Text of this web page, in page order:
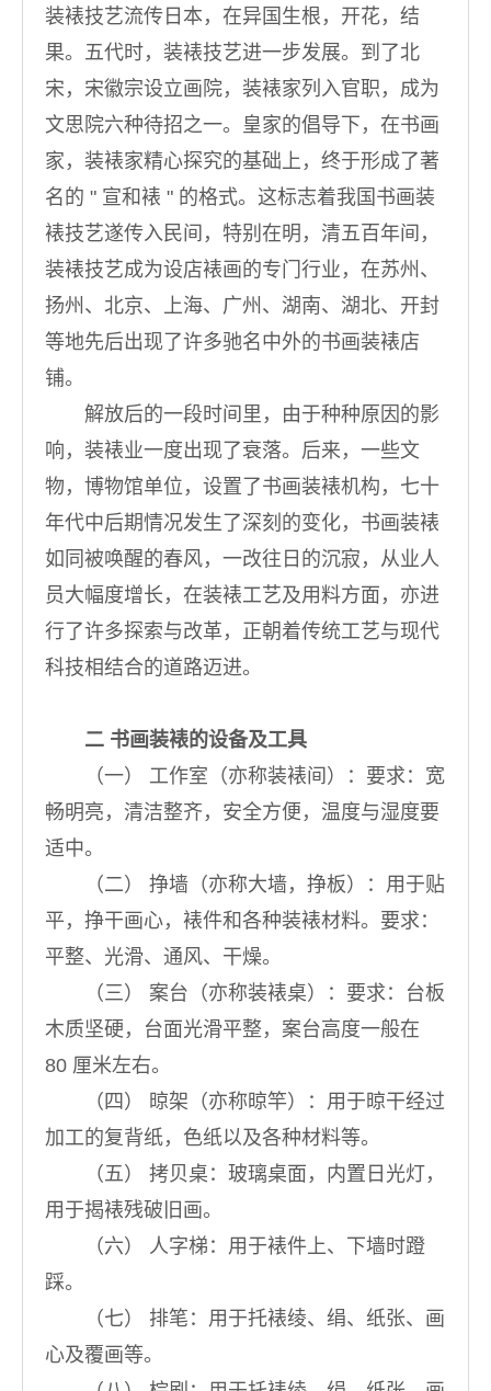
装裱技艺流传日本，在异国生根，开花，结
果。五代时，装裱技艺进一步发展。到了北
宋，宋徽宗设立画院，装裱家列入官职，成为
文思院六种待招之一。皇家的倡导下，在书画
家，装裱家精心探究的基础上，终于形成了著
名的 " 宣和裱 " 的格式。这标志着我国书画装
裱技艺遂传入民间，特别在明，清五百年间，
装裱技艺成为设店裱画的专门行业，在苏州、
扬州、北京、上海、广州、湖南、湖北、开封
等地先后出现了许多驰名中外的书画装裱店
铺。
解放后的一段时间里，由于种种原因的影
响，装裱业一度出现了衰落。后来，一些文
物，博物馆单位，设置了书画装裱机构，七十
年代中后期情况发生了深刻的变化，书画装裱
如同被唤醒的春风，一改往日的沉寂，从业人
员大幅度增长，在装裱工艺及用料方面，亦进
行了许多探索与改革，正朝着传统工艺与现代
科技相结合的道路迈进。
二 书画装裱的设备及工具
（一） 工作室（亦称装裱间）：要求：宽
畅明亮，清洁整齐，安全方便，温度与湿度要
适中。
（二） 挣墙（亦称大墙，挣板）：用于贴
平，挣干画心，裱件和各种装裱材料。要求：
平整、光滑、通风、干燥。
（三） 案台（亦称装裱桌）：要求：台板
木质坚硬，台面光滑平整，案台高度一般在
80 厘米左右。
（四） 晾架（亦称晾竿）：用于晾干经过
加工的复背纸，色纸以及各种材料等。
（五） 拷贝桌：玻璃桌面，内置日光灯，
用于揭裱残破旧画。
（六） 人字梯：用于裱件上、下墙时蹬
踩。
（七） 排笔：用于托裱绫、绢、纸张、画
心及覆画等。